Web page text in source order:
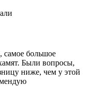
большое
Были вопросы,
ниже, чем у этой